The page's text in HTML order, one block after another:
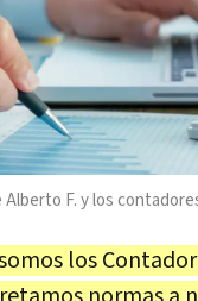
F. y los
los